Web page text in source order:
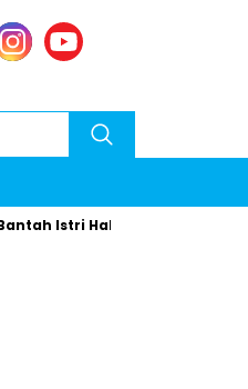
Istri Habiskan Uang